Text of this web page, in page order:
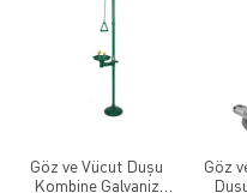
Göz ve Vücut Duşu
Kombine Galvaniz
Göz